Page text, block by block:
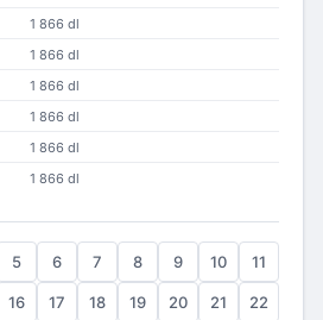
1 866 dl
1 866 dl
1 866 dl
1 866 dl
1 866 dl
1 866 dl
5 6 7 8 9 10 11
16 17 18 19 20 21 22